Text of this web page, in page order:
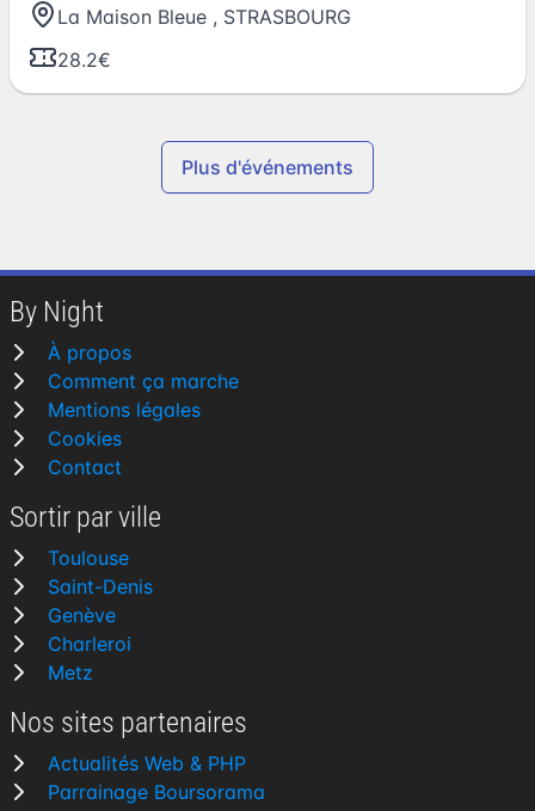
La Maison Bleue , STRASBOURG
28.2€
Plus d'événements
By Night
À propos
Comment ça marche
Mentions légales
Cookies
Contact
Sortir par ville
Toulouse
Saint-Denis
Genève
Charleroi
Metz
Nos sites partenaires
Actualités Web & PHP
Parrainage Boursorama